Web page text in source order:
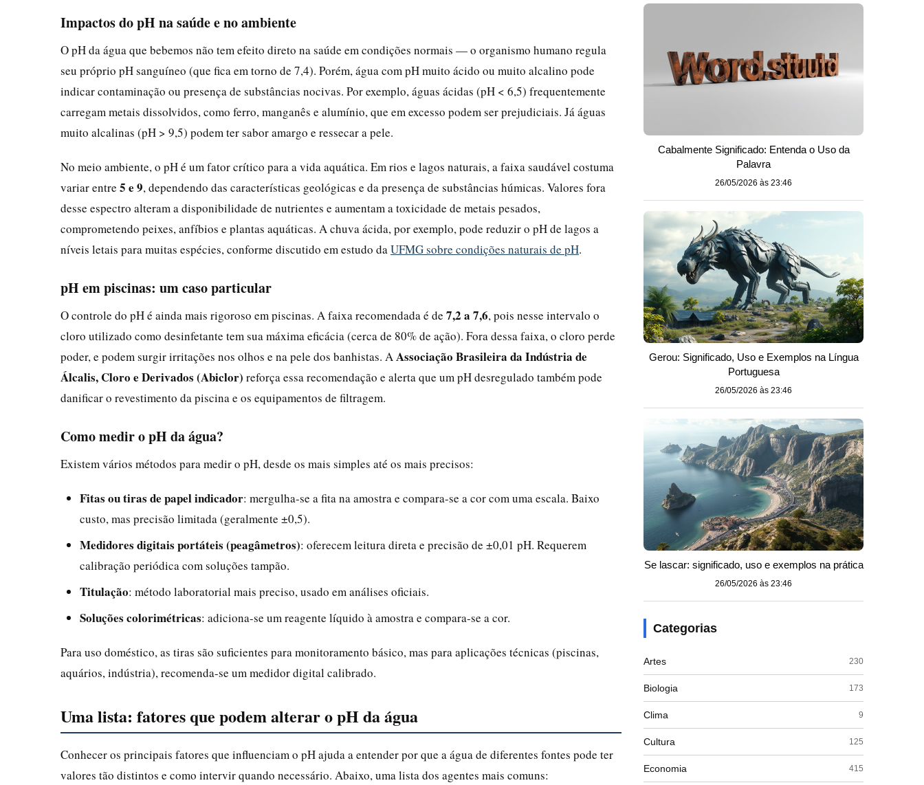
Impactos do pH na saúde e no ambiente
O pH da água que bebemos não tem efeito direto na saúde em condições normais — o organismo humano regula
seu próprio pH sanguíneo (que fica em torno de 7,4). Porém, água com pH muito ácido ou muito alcalino pode
indicar contaminação ou presença de substâncias nocivas. Por exemplo, águas ácidas (pH < 6,5) frequentemente
carregam metais dissolvidos, como ferro, manganês e alumínio, que em excesso podem ser prejudiciais. Já águas
muito alcalinas (pH > 9,5) podem ter sabor amargo e ressecar a pele.
No meio ambiente, o pH é um fator crítico para a vida aquática. Em rios e lagos naturais, a faixa saudável costuma
variar entre 5 e 9, dependendo das características geológicas e da presença de substâncias húmicas. Valores fora
desse espectro alteram a disponibilidade de nutrientes e aumentam a toxicidade de metais pesados,
comprometendo peixes, anfíbios e plantas aquáticas. A chuva ácida, por exemplo, pode reduzir o pH de lagos a
níveis letais para muitas espécies, conforme discutido em estudo da UFMG sobre condições naturais de pH.
pH em piscinas: um caso particular
O controle do pH é ainda mais rigoroso em piscinas. A faixa recomendada é de 7,2 a 7,6, pois nesse intervalo o
cloro utilizado como desinfetante tem sua máxima eficácia (cerca de 80% de ação). Fora dessa faixa, o cloro perde
poder, e podem surgir irritações nos olhos e na pele dos banhistas. A Associação Brasileira da Indústria de
Álcalis, Cloro e Derivados (Abiclor) reforça essa recomendação e alerta que um pH desregulado também pode
danificar o revestimento da piscina e os equipamentos de filtragem.
Como medir o pH da água?
Existem vários métodos para medir o pH, desde os mais simples até os mais precisos:
Fitas ou tiras de papel indicador: mergulha-se a fita na amostra e compara-se a cor com uma escala. Baixo
custo, mas precisão limitada (geralmente ±0,5).
Medidores digitais portáteis (peagâmetros): oferecem leitura direta e precisão de ±0,01 pH. Requerem
calibração periódica com soluções tampão.
Titulação: método laboratorial mais preciso, usado em análises oficiais.
Soluções colorimétricas: adiciona-se um reagente líquido à amostra e compara-se a cor.
Para uso doméstico, as tiras são suficientes para monitoramento básico, mas para aplicações técnicas (piscinas,
aquários, indústria), recomenda-se um medidor digital calibrado.
Uma lista: fatores que podem alterar o pH da água
Conhecer os principais fatores que influenciam o pH ajuda a entender por que a água de diferentes fontes pode ter
valores tão distintos e como intervir quando necessário. Abaixo, uma lista dos agentes mais comuns:
Cabalmente Significado: Entenda o Uso da
Palavra
26/05/2026 às 23:46
Gerou: Significado, Uso e Exemplos na Língua
Portuguesa
26/05/2026 às 23:46
Se lascar: significado, uso e exemplos na prática
26/05/2026 às 23:46
Categorias
Artes 230
Biologia 173
Clima 9
Cultura 125
Economia 415